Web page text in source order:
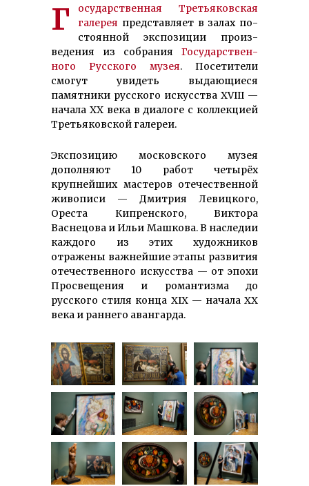
Го­су­дар­ст­вен­ная Третья­ков­ская га­лерея пред­став­ляет в за­лах по­
стоян­ной экспо­зиции произ­
ведения из со­бра­ния Го­су­дар­ст­вен­
ного Рус­ского музея. Посетители
смогут уви­деть вы­дающиеся
памятники русского искусства XVIII —
начала ХХ века в диалоге с коллекцией
Третья­ковской галереи.
Экспозицию мос­ковского музея
дополняют 10 работ четырёх
крупнейших мастеров оте­че­ствен­ной
живописи — Дмитрия Левицкого,
Ореста Кип­рен­ского, Виктора
Васнецова и Ильи Машкова. В наследии
каждого из этих худож­ников
отражены важнейшие этапы развития
отече­ствен­ного искусства — от эпохи
Просвещения и романтизма до
русского стиля конца XIX — начала XX
века и раннего авангарда.